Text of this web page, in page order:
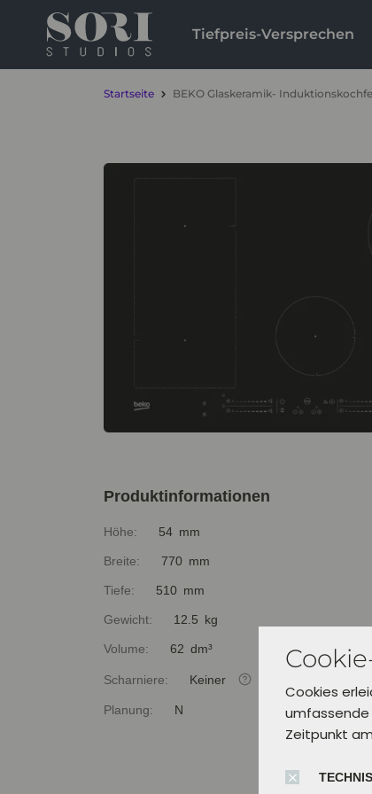
Cookies
umfassende
Zeitpunkt
Tiefpreis-Versprechen
Startseite BEKO Glaskeramik-
Produktinformationen
Höhe: 54 mm
Breite: 770 mm
Tiefe: 510 mm
Gewicht: 12.5 kg
Volume: 62 dm³
Scharniere: Keiner
Planung: N